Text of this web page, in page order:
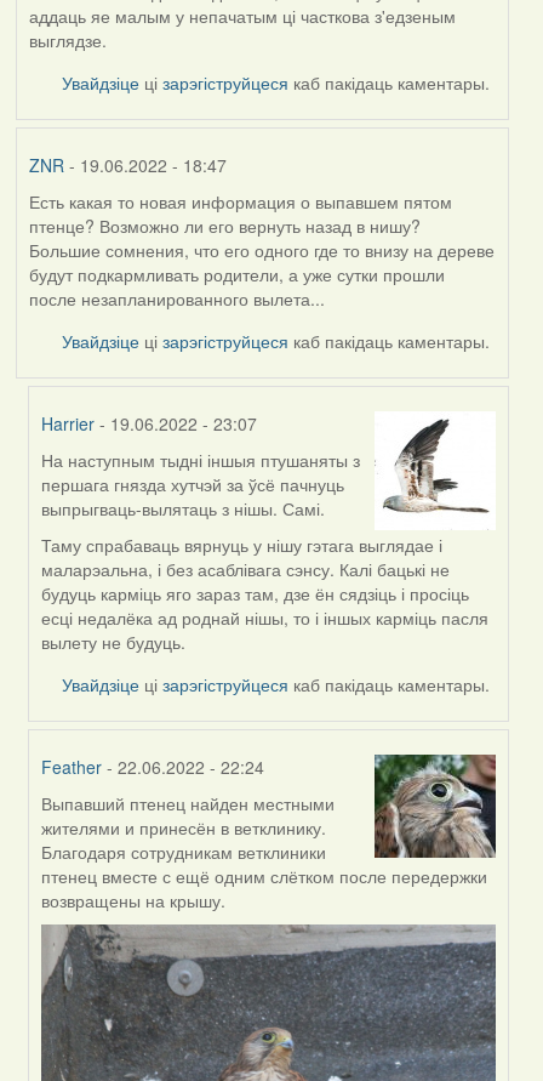
аддаць яе малым у непачатым ці часткова з'едзеным
выглядзе.
Увайдзіце цізарэгіструйцеся каб пакідаць каментары.
ZNR - 19.06.2022 - 18:47
Есть какая то новая информация о выпавшем пятом
птенце? Возможно ли его вернуть назад в нишу?
Большие сомнения, что его одного где то внизу на дереве
будут подкармливать родители, а уже сутки прошли
после незапланированного вылета...
Увайдзіце цізарэгіструйцеся каб пакідаць каментары.
Harrier - 19.06.2022 - 23:07
In
reply
to
by
ZNR
На наступным тыдні іншыя птушаняты з
першага гнязда хутчэй за ўсё пачнуць
выпрыгваць-вылятаць з нішы. Самі.
Таму спрабаваць вярнуць у нішу гэтага выглядае і
маларэальна, і без асаблівага сэнсу. Калі бацькі не
будуць карміць яго зараз там, дзе ён сядзіць і просіць
есці недалёка ад роднай нішы, то і іншых карміць пасля
вылету не будуць.
Увайдзіце цізарэгіструйцеся каб пакідаць каментары.
Feather - 22.06.2022 - 22:24
In
reply
to
by
ZNR
Выпавший птенец найден местными
жителями и принесён в ветклинику.
Благодаря сотрудникам ветклиники
птенец вместе с ещё одним слётком после передержки
возвращены на крышу.